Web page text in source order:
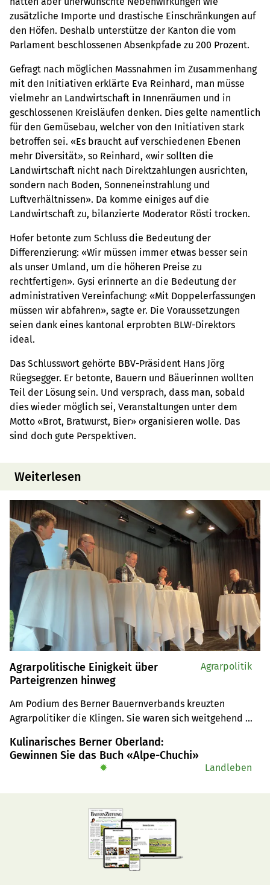
zusätzliche Importe und drastische Einschränkungen auf
den Höfen. Deshalb unterstütze der Kanton die vom
Parlament beschlossenen Absenkpfade zu 200 Prozent.
Gefragt nach möglichen Massnahmen im Zusammenhang
mit den Initiativen erklärte Eva Reinhard, man müsse
vielmehr an Landwirtschaft in Innenräumen und in
geschlossenen Kreisläufen denken. Dies gelte namentlich
für den Gemüsebau, welcher von den Initiativen stark
betroffen sei. «Es braucht auf verschiedenen Ebenen
mehr Diversität», so Reinhard, «wir sollten die
Landwirtschaft nicht nach Direktzahlungen ausrichten,
sondern nach Boden, Sonneneinstrahlung und
Luftverhältnissen». Da komme einiges auf die
Landwirtschaft zu, bilanzierte Moderator Rösti trocken.
Hofer betonte zum Schluss die Bedeutung der
Differenzierung: «Wir müssen immer etwas besser sein
als unser Umland, um die höheren Preise zu
rechtfertigen». Gysi erinnerte an die Bedeutung der
administrativen Vereinfachung: «Mit Doppelerfassungen
müssen wir abfahren», sagte er. Die Voraussetzungen
seien dank eines kantonal erprobten BLW-Direktors
ideal.
Das Schlusswort gehörte BBV-Präsident Hans Jörg
Rüegsegger. Er betonte, Bauern und Bäuerinnen wollten
Teil der Lösung sein. Und versprach, dass man, sobald
dies wieder möglich sei, Veranstaltungen unter dem
Motto «Brot, Bratwurst, Bier» organisieren wolle. Das
sind doch gute Perspektiven.
Weiterlesen
Agrarpolitische Einigkeit über
Parteigrenzen hinweg
Am Podium des Berner Bauernverbands kreuzten
Agrarpolitiker die Klingen. Sie waren sich weitgehend
Administration braucht. Ungeklärt blieb die Frage, woran
die Umsetzung bis anhin scheiterte.
Agrarpolitik
Kulinarisches Berner Oberland:
Gewinnen Sie das Buch «Alpe-Chuchi»
✹ Landleben